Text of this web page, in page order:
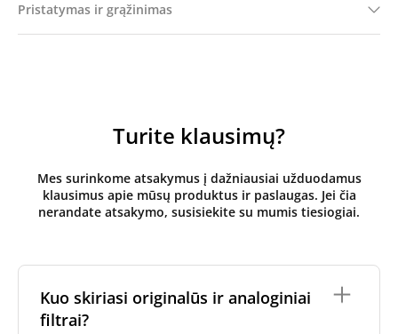
Pristatymas ir grąžinimas
Turite klausimų?
Mes surinkome atsakymus į dažniausiai užduodamus
klausimus apie mūsų produktus ir paslaugas. Jei čia
nerandate atsakymo, susisiekite su mumis tiesiogiai.
Kuo skiriasi originalūs ir analoginiai
filtrai?